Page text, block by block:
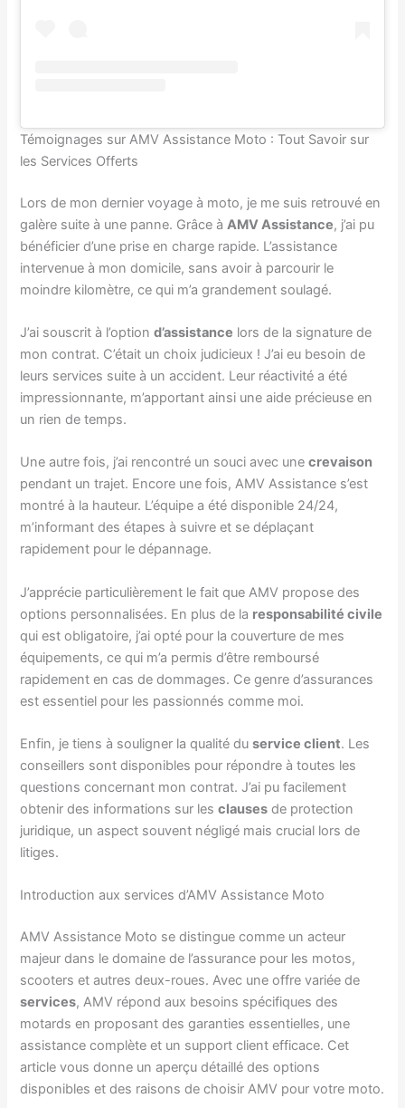
Témoignages sur AMV Assistance Moto : Tout Savoir sur
les Services Offerts
Lors de mon dernier voyage à moto, je me suis retrouvé en
galère suite à une panne. Grâce àAMV Assistance, j’ai pu
bénéficier d’une prise en charge rapide. L’assistance
intervenue à mon domicile, sans avoir à parcourir le
moindre kilomètre, ce qui m’a grandement soulagé.
J’ai souscrit à l’optiond’assistance lors de la signature de
mon contrat. C’était un choix judicieux ! J’ai eu besoin de
leurs services suite à un accident. Leur réactivité a été
impressionnante, m’apportant ainsi une aide précieuse en
un rien de temps.
Une autre fois, j’ai rencontré un souci avec unecrevaison
pendant un trajet. Encore une fois, AMV Assistance s’est
montré à la hauteur. L’équipe a été disponible 24/24,
m’informant des étapes à suivre et se déplaçant
rapidement pour le dépannage.
J’apprécie particulièrement le fait que AMV propose des
options personnalisées. En plus de la responsabilité civile
qui est obligatoire, j’ai opté pour la couverture de mes
équipements, ce qui m’a permis d’être remboursé
rapidement en cas de dommages. Ce genre d’assurances
est essentiel pour les passionnés comme moi.
Enfin, je tiens à souligner la qualité duservice client. Les
conseillers sont disponibles pour répondre à toutes les
questions concernant mon contrat. J’ai pu facilement
obtenir des informations sur lesclauses de protection
juridique, un aspect souvent négligé mais crucial lors de
litiges.
Introduction aux services d’AMV Assistance Moto
AMV Assistance Moto se distingue comme un acteur
majeur dans le domaine de l’assurance pour les motos,
scooters et autres deux-roues. Avec une offre variée de
services, AMV répond aux besoins spécifiques des
motards en proposant des garanties essentielles, une
assistance complète et un support client efficace. Cet
article vous donne un aperçu détaillé des options
disponibles et des raisons de choisir AMV pour votre moto.